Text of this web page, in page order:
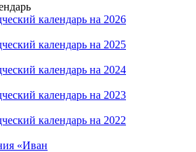
календарь на 2026
календарь на 2025
календарь на 2024
календарь на 2023
календарь на 2022
«Иван